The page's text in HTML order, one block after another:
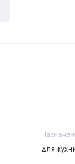
для